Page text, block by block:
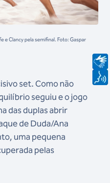
e Clancy pela semifinal. Foto: Gaspar
set. Como não
seguiu e o jogo
das duplas abrir
de Duda/Ana
uma pequena
pelas